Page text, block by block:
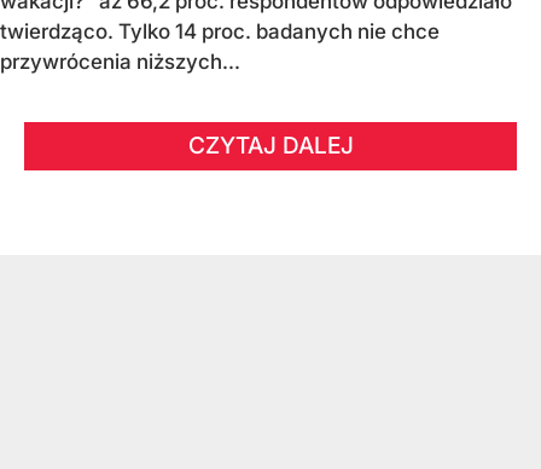
twierdząco. Tylko 14 proc. badanych nie chce
przywrócenia niższych...
CZYTAJ DALEJ